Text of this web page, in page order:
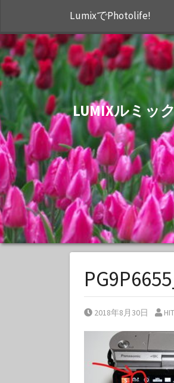
LumixでPhotolife!
LUMIXルミッ
Posted on
2018年8月30日